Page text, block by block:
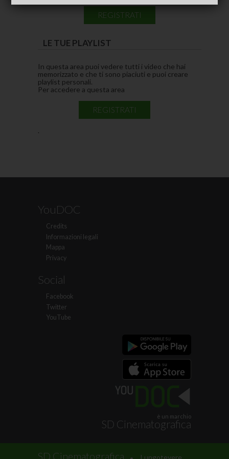
REGISTRATI
LE TUE PLAYLIST
In questa area puoi vedere tutti i video che hai
memorizzato e che ti sono piaciuti e puoi creare
playlist personali.
Per accedere a questa area
REGISTRATI
.
YouDOC
Credits
Informazioni legali
Mappa
Privacy
Social
Facebook
Twitter
YouTube
è un marchio
SD Cinematografica
SD Cinematografica .